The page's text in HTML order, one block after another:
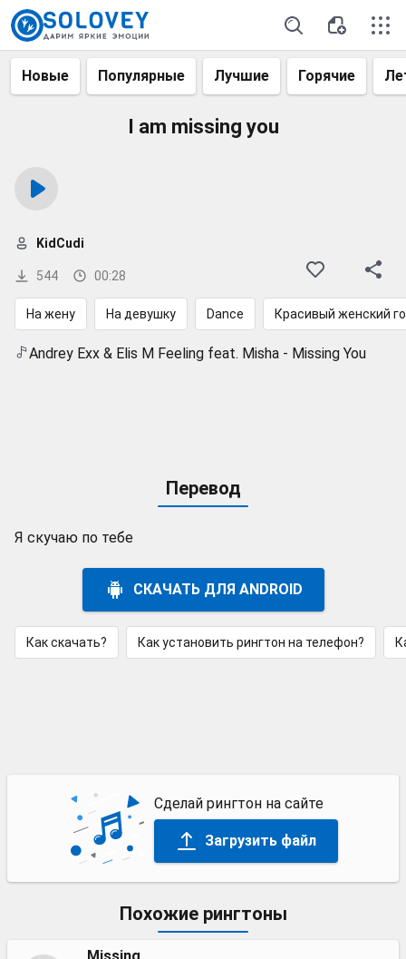
Новые Популярные Лучшие Горячие
I am missing you
544 00:28
KidCudi
На жену На девушку Dance Красивый женский
Andrey Exx & Elis M Feeling feat. Misha - Missing You
Перевод
Я скучаю по тебе
СКАЧАТЬ ДЛЯ ANDROID
Как скачать? Как установить рингтон на телефон?
Сделай рингтон на сайте
Загрузить файл
Похожие рингтоны